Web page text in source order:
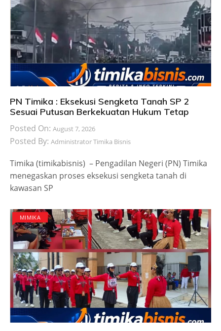
PN Timika : Eksekusi Sengketa Tanah SP 2
Sesuai Putusan Berkekuatan Hukum Tetap
Posted On: August 7, 2026
Posted By: Administrator Timika Bisnis
Timika (timikabisnis) – Pengadilan Negeri (PN) Timika
menegaskan proses eksekusi sengketa tanah di
kawasan SP
MIMIKA